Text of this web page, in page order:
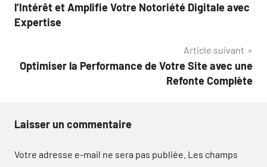
l’article
l’Intérêt et Amplifie Votre Notoriété Digitale avec
Expertise
Article suivant
Optimiser la Performance de Votre Site avec une
Refonte Complète
Laisser un commentaire
Votre adresse e-mail ne sera pas publiée. Les champs